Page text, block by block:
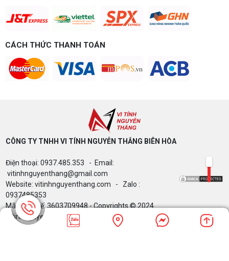
CÁCH THỨC THANH TOÁN
CÔNG TY TNHH VI TÍNH NGUYỄN THẮNG BIÊN HÒA​
Điện thoại: 0937.485.353 - Email:
vitinhnguyenthang@gmail.com
Website: vitinhnguyenthang.com - Zalo :
0937485353
Mã Số Thuế: 3603709948 - Copyrights © 2024
Vitinhnguyenthang.com. All Rights Reserved